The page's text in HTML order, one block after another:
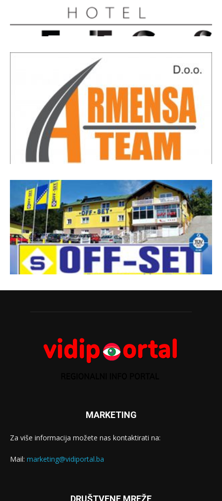
MARKETING
Za više informacija možete nas kontaktirati na:
Mail: marketing@vidiportal.ba
DRUŠTVENE MREŽE